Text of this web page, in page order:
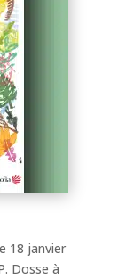
18 janvier
Dosse à